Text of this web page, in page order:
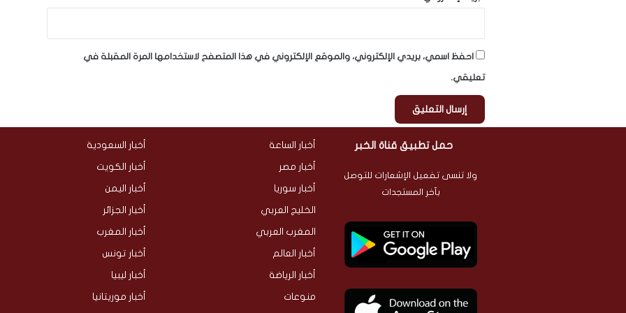
احفظ اسمي، بريدي الإلكتروني، والموقع الإلكتروني في هذا المتصفح لاستخدامها المرة المقبلة في
تعليقي.
حمل تطبيق قناة الخبر
ولا تنسى تفعيل الإشعارات للتوصل
بآخر المستجدات
أخبار الساعة
أخبار مصر
أخبار سوريا
الخليج العربي
المغرب العربي
أخبار العالم
أخبار الرياضة
منوعات
أخبار السعودية
أخبار الكويت
أخبار اليمن
أخبار الجزائر
أخبار المغرب
أخبار تونس
أخبار ليبيا
أخبار موريتانيا